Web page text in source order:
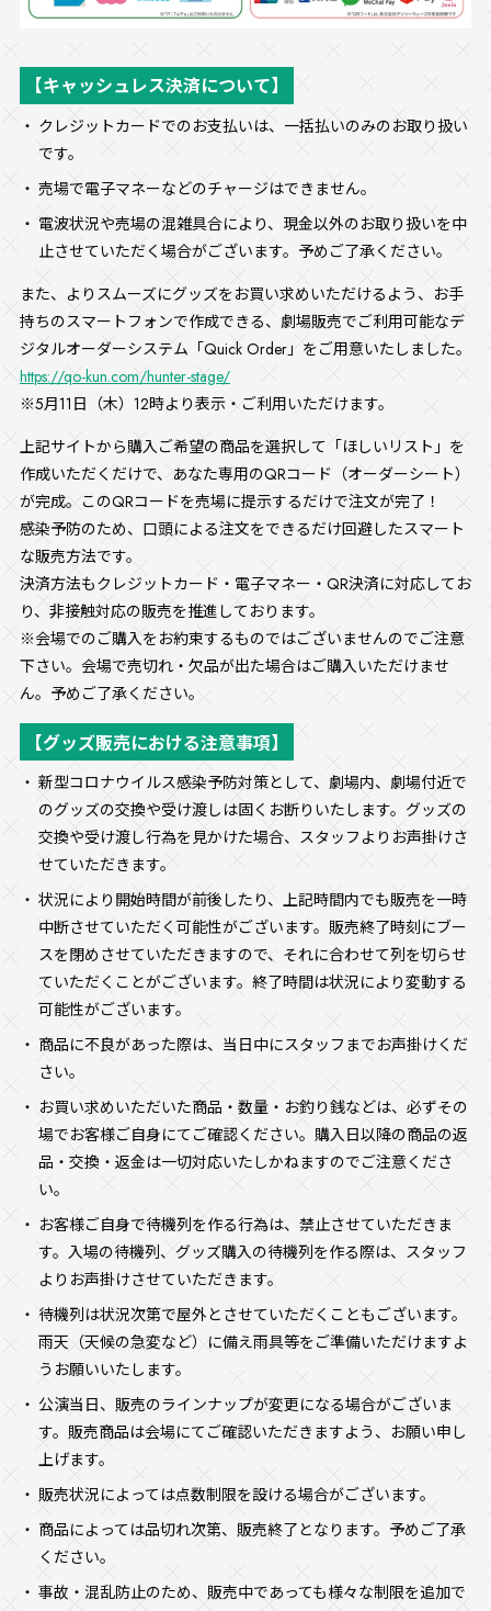
【キャッシュレス決済について】
クレジットカードでのお支払いは、一括払いのみのお取り扱い
です。
売場で電子マネーなどのチャージはできません。
電波状況や売場の混雑具合により、現金以外のお取り扱いを中
止させていただく場合がございます。予めご了承ください。
また、よりスムーズにグッズをお買い求めいただけるよう、お手
持ちのスマートフォンで作成できる、劇場販売でご利用可能なデ
ジタルオーダーシステム「Quick Order」をご用意いたしました。
https://qo-kun.com/hunter-stage/
※5月11日（木）12時より表示・ご利用いただけます。
上記サイトから購入ご希望の商品を選択して「ほしいリスト」を
作成いただくだけで、あなた専用のQRコード（オーダーシート）
が完成。このQRコードを売場に提示するだけで注文が完了！
感染予防のため、口頭による注文をできるだけ回避したスマート
な販売方法です。
決済方法もクレジットカード・電子マネー・QR決済に対応してお
り、非接触対応の販売を推進しております。
※会場でのご購入をお約束するものではございませんのでご注意
下さい。会場で売切れ・欠品が出た場合はご購入いただけませ
ん。予めご了承ください。
【グッズ販売における注意事項】
新型コロナウイルス感染予防対策として、劇場内、劇場付近で
のグッズの交換や受け渡しは固くお断りいたします。グッズの
交換や受け渡し行為を見かけた場合、スタッフよりお声掛けさ
せていただきます。
状況により開始時間が前後したり、上記時間内でも販売を一時
中断させていただく可能性がございます。販売終了時刻にブー
スを閉めさせていただきますので、それに合わせて列を切らせ
ていただくことがございます。終了時間は状況により変動する
可能性がございます。
商品に不良があった際は、当日中にスタッフまでお声掛けくだ
さい。
お買い求めいただいた商品・数量・お釣り銭などは、必ずその
場でお客様ご自身にてご確認ください。購入日以降の商品の返
品・交換・返金は一切対応いたしかねますのでご注意くださ
い。
お客様ご自身で待機列を作る行為は、禁止させていただきま
す。入場の待機列、グッズ購入の待機列を作る際は、スタッフ
よりお声掛けさせていただきます。
待機列は状況次第で屋外とさせていただくこともございます。
雨天（天候の急変など）に備え雨具等をご準備いただけますよ
うお願いいたします。
公演当日、販売のラインナップが変更になる場合がございま
す。販売商品は会場にてご確認いただきますよう、お願い申し
上げます。
販売状況によっては点数制限を設ける場合がございます。
商品によっては品切れ次第、販売終了となります。予めご了承
ください。
事故・混乱防止のため、販売中であっても様々な制限を追加で